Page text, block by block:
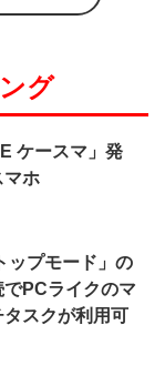
グ
ケースマ」発
マホ
ップモード」の
PCライクのマ
スクが利用可